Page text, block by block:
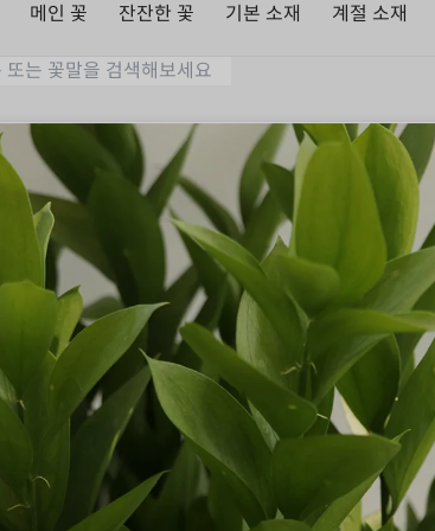
메인 꽃 잔잔한 꽃 기본 소재 계절 소재